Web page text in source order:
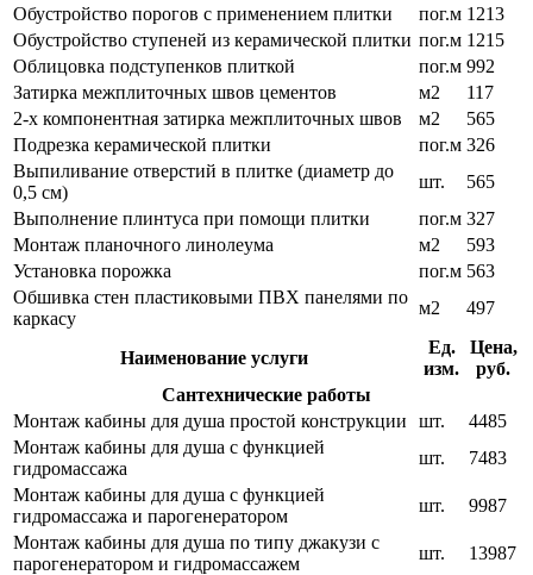
Обустройство порогов с применением плитки
пог.м 1213
Обустройство ступеней из керамической плитки пог.м 1215
Облицовка подступенков плиткой
пог.м 992
Затирка межплиточных швов цементов
м2
117
2-х компонентная затирка межплиточных швов
м2
565
Подрезка керамической плитки
пог.м 326
Выпиливание отверстий в плитке (диаметр до
0,5 см)
шт.
565
Выполнение плинтуса при помощи плитки
пог.м 327
Монтаж планочного линолеума
м2
593
Установка порожка
пог.м 563
Обшивка стен пластиковыми ПВХ панелями по
каркасу
м2 497
Наименование услуги
Ед.
изм.
Цена,
руб.
Сантехнические работы
Монтаж кабины для душа простой конструкции
шт.
4485
Монтаж кабины для душа с функцией
гидромассажа
шт.
7483
Монтаж кабины для душа с функцией
гидромассажа и парогенератором
шт.
9987
Монтаж кабины для душа по типу джакузи с
парогенератором и гидромассажем
шт.
13987